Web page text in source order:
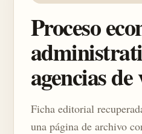
Proceso
agencias de
Ficha editorial
una página de archivo